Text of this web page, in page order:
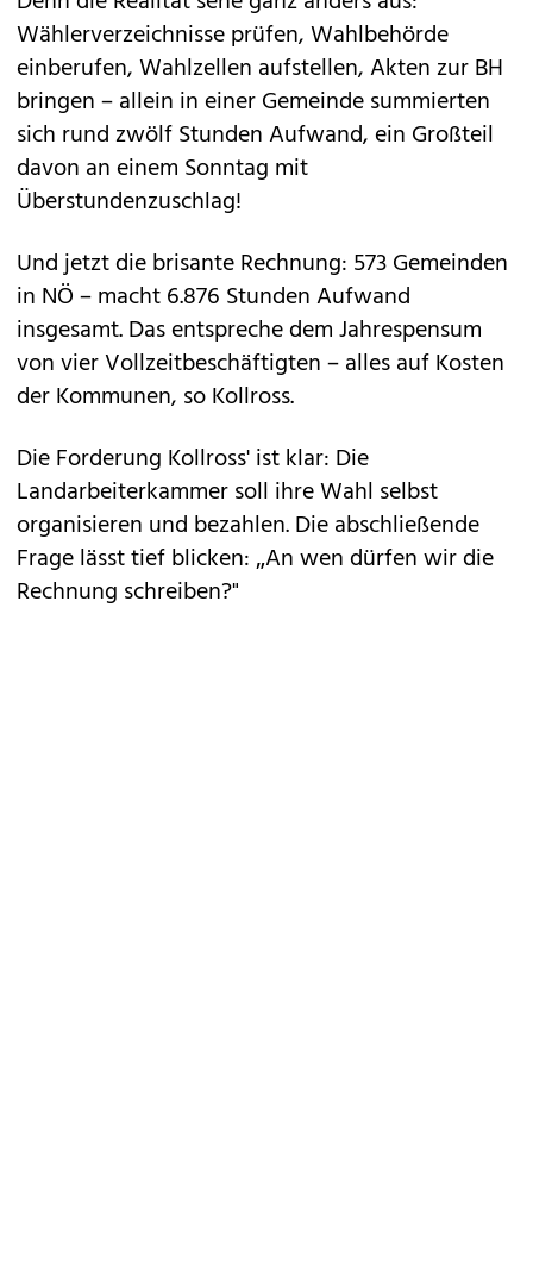
Wählerverzeichnisse prüfen, Wahlbehörde
einberufen, Wahlzellen aufstellen, Akten zur BH
bringen – allein in einer Gemeinde summierten
sich rund zwölf Stunden Aufwand, ein Großteil
davon an einem Sonntag mit
Überstundenzuschlag!
Und jetzt die brisante Rechnung: 573 Gemeinden
in NÖ – macht 6.876 Stunden Aufwand
insgesamt. Das entspreche dem Jahrespensum
von vier Vollzeitbeschäftigten – alles auf Kosten
der Kommunen, so Kollross.
Die Forderung Kollross' ist klar: Die
Landarbeiterkammer soll ihre Wahl selbst
organisieren und bezahlen. Die abschließende
Frage lässt tief blicken: „An wen dürfen wir die
Rechnung schreiben?"